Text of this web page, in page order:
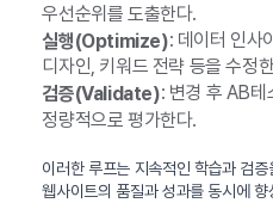
우선순위를 도출한다.
실행(Optimize): 데이터 인사
디자인, 키워드 전략 등을 수정
검증(Validate): 변경 후 AB테
정량적으로 평가한다.
이러한 루프는 지속적인 학습과 검
웹사이트의 품질과 성과를 동시에 향